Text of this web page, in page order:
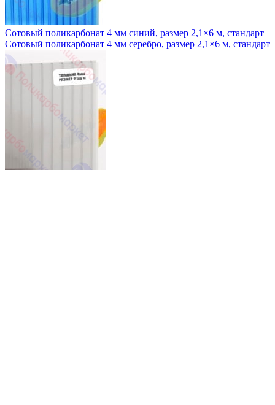
Сотовый поликарбонат 4 мм синий, размер 2,1×6 м, стандарт
Сотовый поликарбонат 4 мм серебро, размер 2,1×6 м, стандарт